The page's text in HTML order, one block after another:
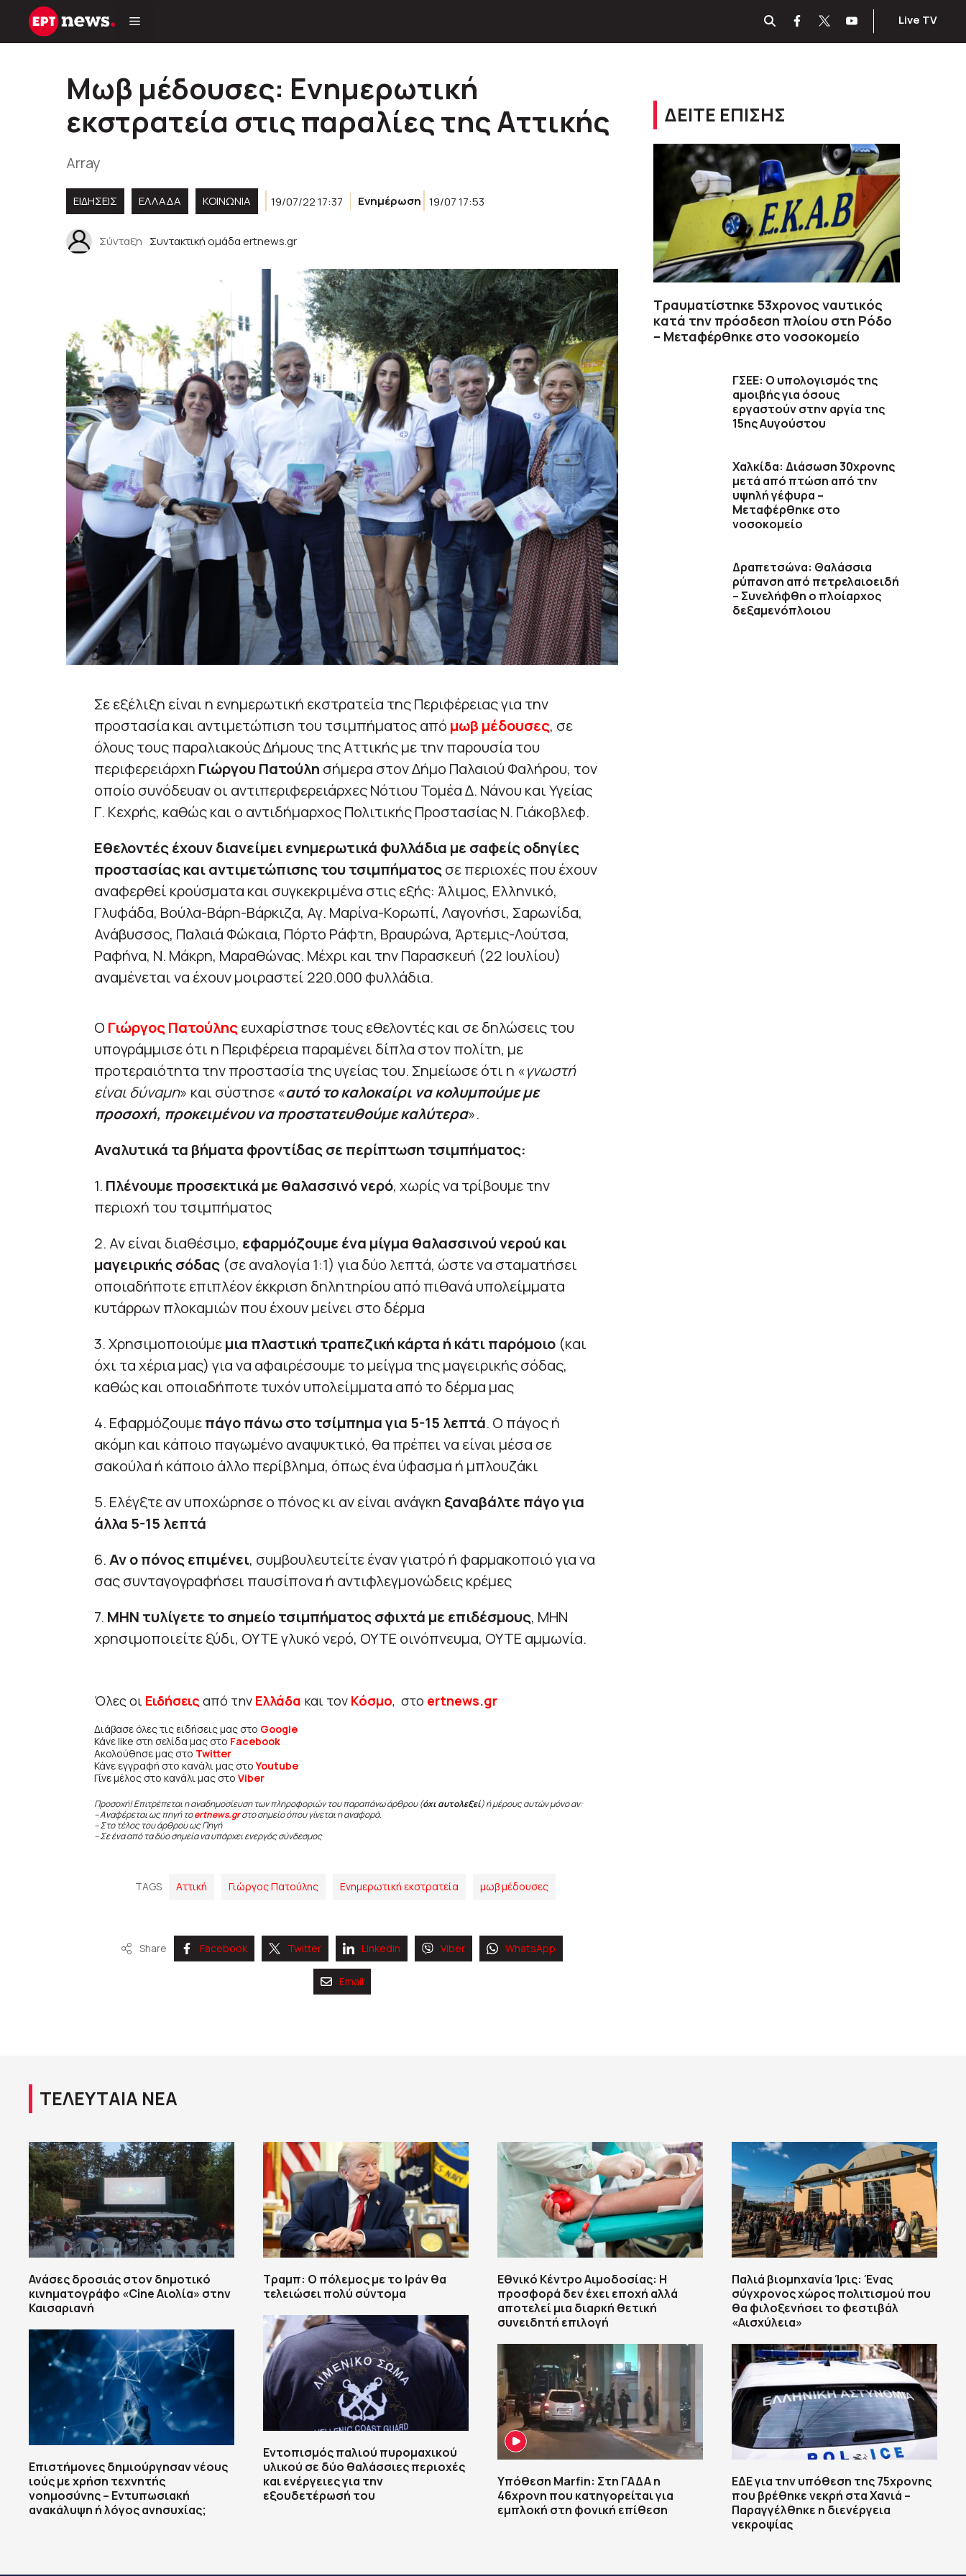
Μετάβαση
Live TV
Μωβ μέδουσες: Ενημερωτική
εκστρατεία στις παραλίες της Αττικής
Array
ΕΙΔΗΣΕΙΣ ΕΛΛΑΔΑ ΚΟΙΝΩΝΊΑ 19/07/22 17:37 Ενημέρωση 19/07 17:53
Σύνταξη Συντακτική ομάδα ertnews.gr
Σε εξέλιξη είναι η ενημερωτική εκστρατεία της Περιφέρειας για την
προστασία και αντιμετώπιση του τσιμπήματος από μωβ μέδουσες, σε
όλους τους παραλιακούς Δήμους της Αττικής με την παρουσία του
περιφερειάρχη Γιώργου Πατούλη σήμερα στον Δήμο Παλαιού Φαλήρου, τον
οποίο συνόδευαν οι αντιπεριφερειάρχες Νότιου Τομέα Δ. Νάνου και Υγείας
Γ. Κεχρής, καθώς και ο αντιδήμαρχος Πολιτικής Προστασίας Ν. Γιάκοβλεφ.
Εθελοντές έχουν διανείμει ενημερωτικά φυλλάδια με σαφείς οδηγίες
προστασίας και αντιμετώπισης του τσιμπήματοςσε περιοχές που έχουν
αναφερθεί κρούσματα και συγκεκριμένα στις εξής: Άλιμος, Ελληνικό,
Γλυφάδα, Βούλα-Βάρη-Βάρκιζα, Αγ. Μαρίνα-Κορωπί, Λαγονήσι, Σαρωνίδα,
Ανάβυσσος, Παλαιά Φώκαια, Πόρτο Ράφτη, Βραυρώνα, Άρτεμις-Λούτσα,
Ραφήνα, Ν. Μάκρη, Μαραθώνας. Μέχρι και την Παρασκευή (22 Ιουλίου)
αναμένεται να έχουν μοιραστεί 220.000 φυλλάδια.
Ο Γιώργος Πατούληςευχαρίστησε τους εθελοντές και σε δηλώσεις του
υπογράμμισε ότι η Περιφέρεια παραμένει δίπλα στον πολίτη, με
προτεραιότητα την προστασία της υγείας του. Σημείωσε ότι η «γνωστή
είναι δύναμη» και σύστησε «αυτό το καλοκαίρι να κολυμπούμε με
προσοχή, προκειμένου να προστατευθούμε καλύτερα».
Αναλυτικά τα βήματα φροντίδας σε περίπτωση τσιμπήματος:
1. Πλένουμε προσεκτικά με θαλασσινό νερό, χωρίς να τρίβουμε την
περιοχή του τσιμπήματος
2. Αν είναι διαθέσιμο, εφαρμόζουμε ένα μίγμα θαλασσινού νερού και
μαγειρικής σόδας(σε αναλογία 1:1) για δύο λεπτά, ώστε να σταματήσει
οποιαδήποτε επιπλέον έκκριση δηλητηρίου από πιθανά υπολείμματα
κυτάρρων πλοκαμιών που έχουν μείνει στο δέρμα
3. Χρησιμοποιούμεμια πλαστική τραπεζική κάρτα ή κάτι παρόμοιο(και
όχι τα χέρια μας) για να αφαιρέσουμε το μείγμα της μαγειρικής σόδας,
καθώς και οποιαδήποτε τυχόν υπολείμματα από το δέρμα μας
4. Εφαρμόζουμεπάγο πάνω στο τσίμπημα για 5-15 λεπτά. Ο πάγος ή
ακόμη και κάποιο παγωμένο αναψυκτικό, θα πρέπει να είναι μέσα σε
σακούλα ή κάποιο άλλο περίβλημα, όπως ένα ύφασμα ή μπλουζάκι
5. Ελέγξτε αν υποχώρησε ο πόνος κι αν είναι ανάγκη ξαναβάλτε πάγο για
άλλα 5-15 λεπτά
6.Αν ο πόνος επιμένει, συμβουλευτείτε έναν γιατρό ή φαρμακοποιό για να
σας συνταγογραφήσει παυσίπονα ή αντιφλεγμονώδεις κρέμες
7. MHN τυλίγετε το σημείο τσιμπήματος σφιχτά με επιδέσμους, ΜΗΝ
χρησιμοποιείτε ξύδι, ΟΥΤΕ γλυκό νερό, ΟΥΤΕ οινόπνευμα, ΟΥΤΕ αμμωνία.
Όλες οι Ειδήσεις από την Ελλάδα και τον Κόσμο, στο ertnews.gr
Διάβασε όλες τις ειδήσεις μας στο Google
Κάνε like στη σελίδα μας στο Facebook
Ακολούθησε μας στο Twitter
Κάνε εγγραφή στο κανάλι μας στοYoutube
Γίνε μέλος στο κανάλι μας στο Viber
Προσοχή! Επιτρέπεται η αναδημοσίευση των πληροφοριών του παραπάνω άρθρου (όχι αυτολεξεί) ή μέρους αυτών μόνο αν:
– Αναφέρεται ως πηγή τοertnews.gr στο σημείο όπου γίνεται η αναφορά.
– Στο τέλος του άρθρου ως Πηγή
– Σε ένα από τα δύο σημεία να υπάρχει ενεργός σύνδεσμος
TAGS Αττική Γιώργος Πατούλης Ενημερωτική εκστρατεία μωβ μέδουσες
Share Facebook Twitter Linkedin Viber WhatsApp
Email
ΔΕΙΤΕ ΕΠΙΣΗΣ
Τραυματίστηκε 53χρονος ναυτικός
κατά την πρόσδεση πλοίου στη Ρόδο
– Μεταφέρθηκε στο νοσοκομείο
ΓΣΕΕ: Ο υπολογισμός της
αμοιβής για όσους
εργαστούν στην αργία της
15ης Αυγούστου
Χαλκίδα: Διάσωση 30χρονης
μετά από πτώση από την
υψηλή γέφυρα –
Μεταφέρθηκε στο
νοσοκομείο
Δραπετσώνα: Θαλάσσια
ρύπανση από πετρελαιοειδή
– Συνελήφθη ο πλοίαρχος
δεξαμενόπλοιου
ΤΕΛΕΥΤΑΙΑ ΝΕΑ
Ανάσες δροσιάς στον δημοτικό
κινηματογράφο «Cine Αιολία» στην
Καισαριανή
Επιστήμονες δημιούργησαν νέους
ιούς με χρήση τεχνητής
νοημοσύνης – Εντυπωσιακή
ανακάλυψη ή λόγος ανησυχίας;
Τραμπ: Ο πόλεμος με το Ιράν θα
τελειώσει πολύ σύντομα
Εντοπισμός παλιού πυρομαχικού
υλικού σε δύο θαλάσσιες περιοχές
και ενέργειες για την
εξουδετέρωσή του
Εθνικό Κέντρο Αιμοδοσίας: H
προσφορά δεν έχει εποχή αλλά
αποτελεί μια διαρκή θετική
συνειδητή επιλογή
Υπόθεση Marfin: Στη ΓΑΔΑ η
46χρονη που κατηγορείται για
εμπλοκή στη φονική επίθεση
Παλιά βιομηχανία Ίρις: Ένας
σύγχρονος χώρος πολιτισμού που
θα φιλοξενήσει το φεστιβάλ
«Αισχύλεια»
ΕΔΕ για την υπόθεση της 75χρονης
που βρέθηκε νεκρή στα Χανιά –
Παραγγέλθηκε η διενέργεια
νεκροψίας